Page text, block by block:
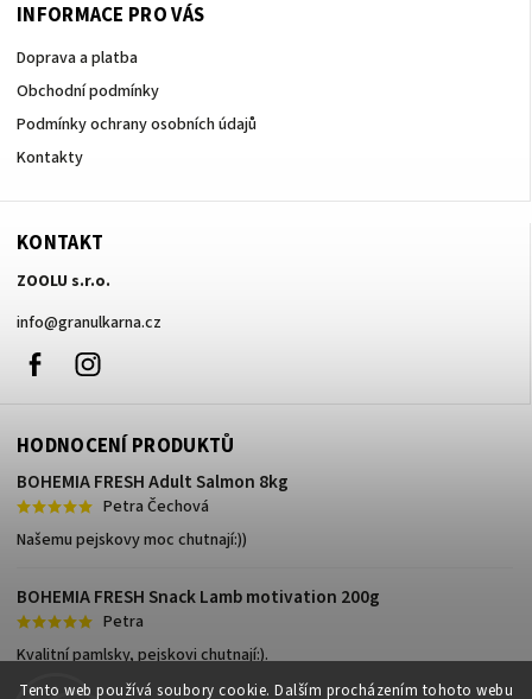
Tento web používá soubory cookie. Dalším procházením tohoto webu
INFORMACE PRO VÁS
Doprava a platba
Obchodní podmínky
Podmínky ochrany osobních údajů
Kontakty
KONTAKT
ZOOLU s.r.o.
info@granulkarna.cz
Facebook
HODNOCENÍ PRODUKTŮ
BOHEMIA FRESH Adult Salmon 8kg
Petra Čechová
Našemu pejskovy moc chutnají:))
BOHEMIA FRESH Snack Lamb motivation 200g
Petra
Kvalitní pamlsky, pejskovi chutnají:).